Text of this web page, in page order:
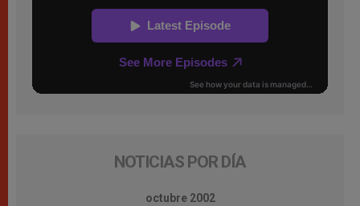
NOTICIAS POR DÍA
octubre 2002